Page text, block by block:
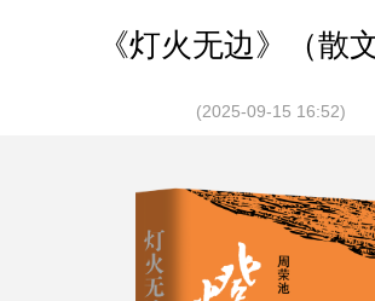
《灯火无边》（散
(2025-09-15 16:52)